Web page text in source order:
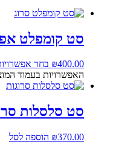
סט קומפלט
₪400.00 בחר
האפשרויות בעמוד
סט סלסלות
₪370.00 הוספה לסל